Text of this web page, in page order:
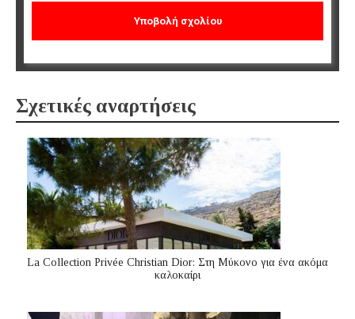
Σχετικές αναρτήσεις
La Collection Privée Christian Dior: Στη Μύκονο για ένα ακόμα
καλοκαίρι